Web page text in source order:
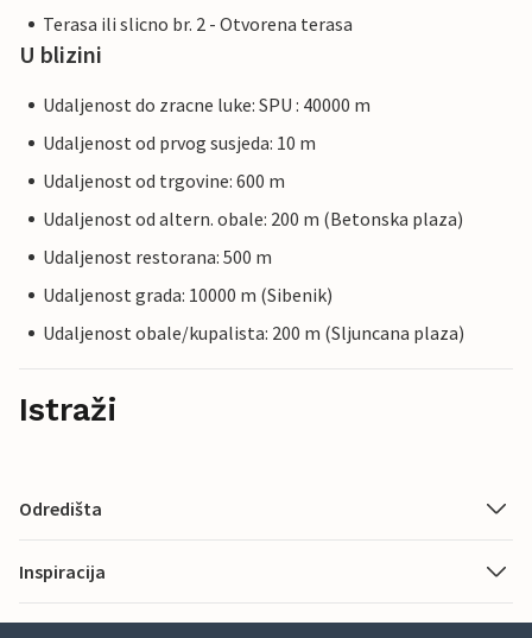
Terasa ili slicno br. 2 - Otvorena terasa
U blizini
Udaljenost do zracne luke: SPU : 40000 m
Udaljenost od prvog susjeda: 10 m
Udaljenost od trgovine: 600 m
Udaljenost od altern. obale: 200 m (Betonska plaza)
Udaljenost restorana: 500 m
Udaljenost grada: 10000 m (Sibenik)
Udaljenost obale/kupalista: 200 m (Sljuncana plaza)
Istraži
Odredišta
Inspiracija